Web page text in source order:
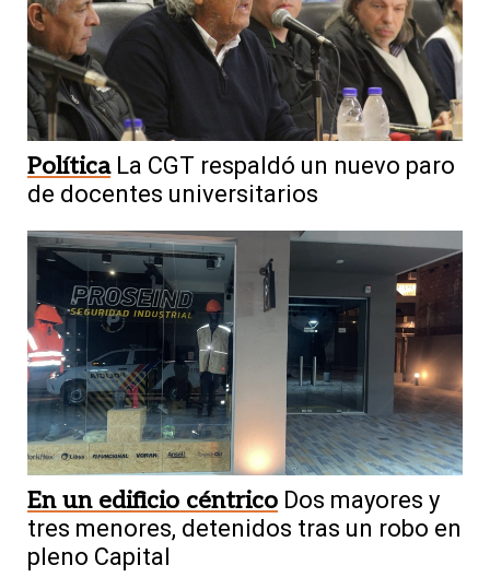
Política La CGT respaldó un nuevo paro
de docentes universitarios
En un edificio céntrico Dos mayores y
tres menores, detenidos tras un robo en
pleno Capital